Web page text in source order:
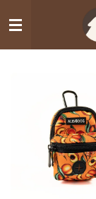
direct
naar